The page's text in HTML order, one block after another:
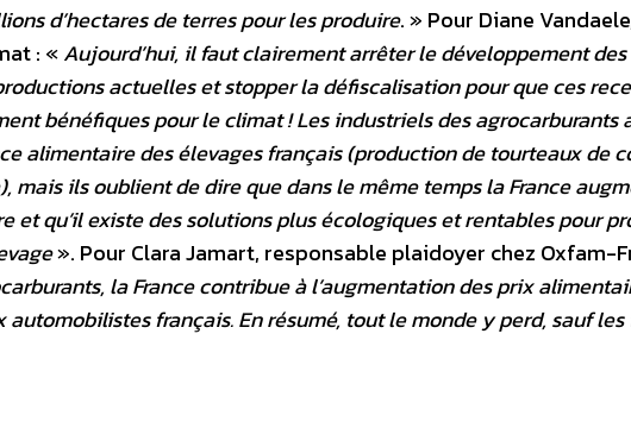
d’hectares de terres pour les produire. » Pour Diane
: «Aujourd’hui, il faut clairement arrêter le développement des
actuelles et stopper la défiscalisation pour que ces
bénéfiques pour le climat ! Les industriels des agrocarburants
alimentaire des élevages français (production de tourteaux de
mais ils oublient de dire que dans le même temps la France
et qu’il existe des solutions plus écologiques et rentables pour
». Pour Clara Jamart, responsable plaidoyer chez Oxfam-
la France contribue à l’augmentation des prix
français. En résumé, tout le monde y perd, sauf